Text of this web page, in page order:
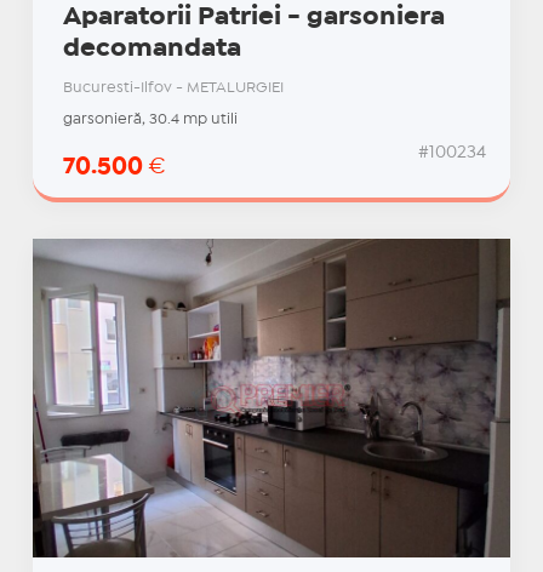
Aparatorii Patriei - garsoniera
decomandata
Bucuresti-Ilfov - METALURGIEI
garsonieră, 30.4 mp utili
70.500 €
#100234